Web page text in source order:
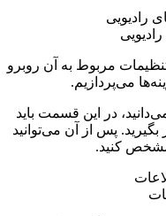
تنظیمات مربوط به آن روبرو
می‌پردازیم.
در این قسمت باید
پس از آن می‌توانید
مشخص کنید.